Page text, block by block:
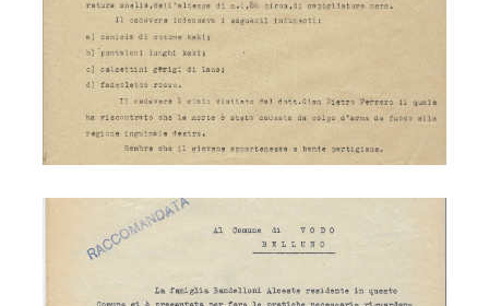
Partigiano Bandelloni